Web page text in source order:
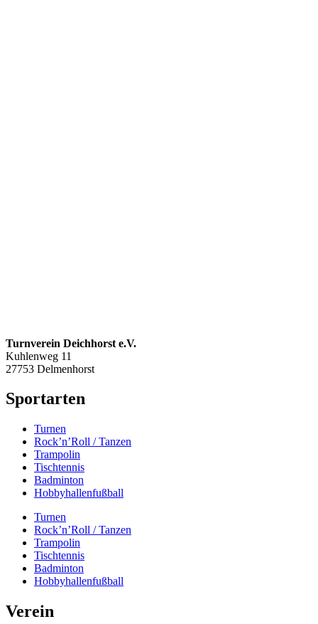
Turnverein Deichhorst e.V.
Kuhlenweg 11
27753 Delmenhorst
Sportarten
Turnen
Rock’n’Roll / Tanzen
Trampolin
Tischtennis
Badminton
Hobbyhallenfußball
Turnen
Rock’n’Roll / Tanzen
Trampolin
Tischtennis
Badminton
Hobbyhallenfußball
Verein